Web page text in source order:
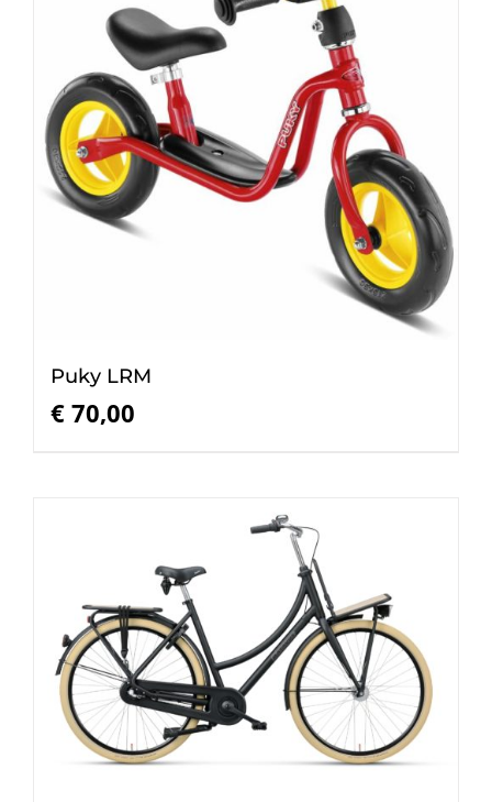
Puky LRM
€ 70,00